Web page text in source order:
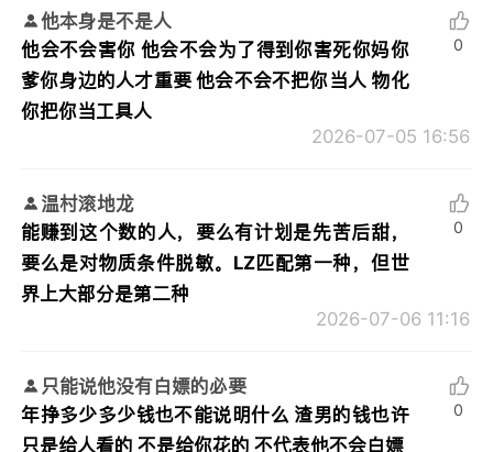
他本身是不是人
他会不会害你 他会不会为了得到你害死你妈你
爹你身边的人才重要 他会不会不把你当人 物化
你把你当工具人
2026-07-05 16:56
0
温村滚地龙
能赚到这个数的人，要么有计划是先苦后甜，
要么是对物质条件脱敏。LZ匹配第一种，但世
界上大部分是第二种
2026-07-06 11:16
0
只能说他没有白嫖的必要
年挣多少多少钱也不能说明什么 渣男的钱也许
只是给人看的 不是给你花的 不代表他不会白嫖
0